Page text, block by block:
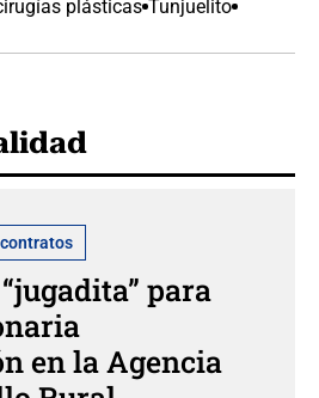
plásticas Tunjuelito
para
en la Agencia